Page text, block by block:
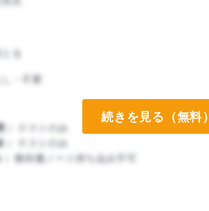
る
・不要
テストのみ
テストのみ
教科書ノート持ち込み不可
続きを見る（無料）